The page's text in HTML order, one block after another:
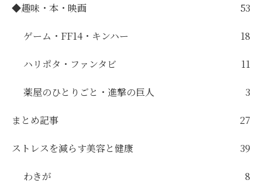
◆趣味・本・映画 53
ゲーム・FF14・キンハー 18
ハリポタ・ファンタビ 11
薬屋のひとりごと・進撃の巨人 3
まとめ記事 27
ストレスを減らす美容と健康 39
わきが 8